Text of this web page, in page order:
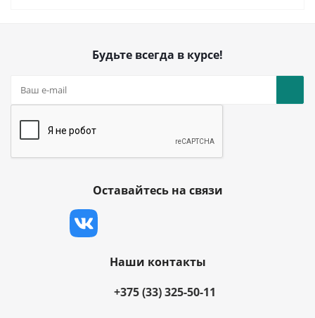
Будьте всегда в курсе!
Оставайтесь на связи
Наши контакты
+375 (33) 325-50-11